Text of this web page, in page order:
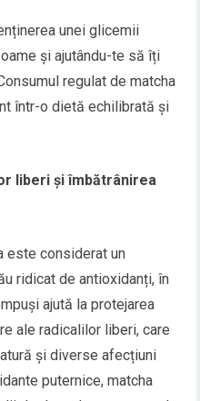
unei glicemii
și ajutându-te să îți
regulat de matcha
într-o dietă echilibrată și
liberi și îmbătrânirea
este considerat un
ridicat de antioxidanți, în
ajută la protejarea
ale radicalilor liberi, care
și diverse afecțiuni
puternice, matcha